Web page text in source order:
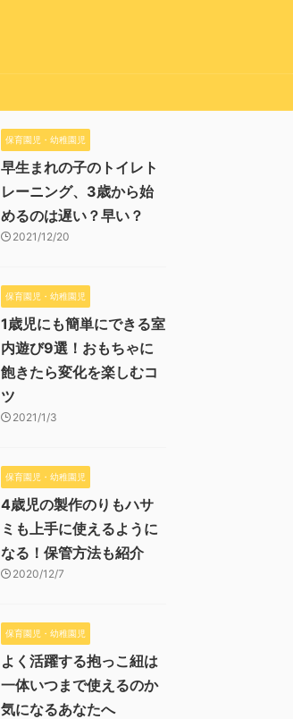
保育園児・幼稚園児
早生まれの子のトイレト
レーニング、3歳から始
めるのは遅い？早い？
2021/12/20
保育園児・幼稚園児
1歳児にも簡単にできる室
内遊び9選！おもちゃに
飽きたら変化を楽しむコ
ツ
2021/1/3
保育園児・幼稚園児
4歳児の製作のりもハサ
ミも上手に使えるように
なる！保管方法も紹介
2020/12/7
保育園児・幼稚園児
よく活躍する抱っこ紐は
一体いつまで使えるのか
気になるあなたへ